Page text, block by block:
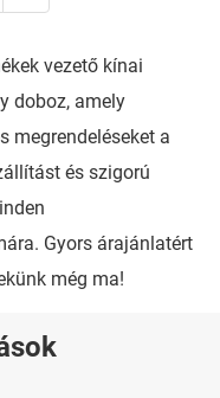
vezető kínai
doboz, amely
megrendeléseket a
és szigorú
Gyors árajánlatért
még ma!